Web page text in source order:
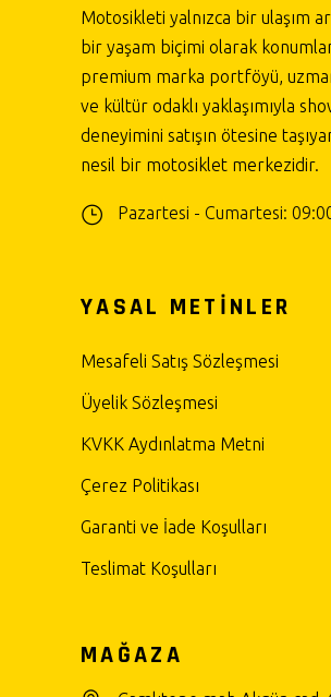
Motosikleti yalnızca bir ulaşım
bir yaşam biçimi olarak
premium marka portföyü,
ve kültür odaklı yaklaşımıyla
deneyimini satışın ötesine
nesil bir motosiklet merkezidir.
Pazartesi - Cumartesi:
YASAL METİNLER
Mesafeli Satış Sözleşmesi
Üyelik Sözleşmesi
KVKK Aydınlatma Metni
Çerez Politikası
Garanti ve İade Koşulları
Teslimat Koşulları
MAĞAZA